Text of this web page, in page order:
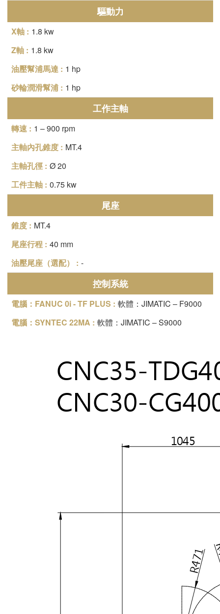
驅動力
1.8 kw
1.8 kw
1 hp
1 hp
工作主軸
1 – 900 rpm
MT.4
Ø 20
0.75 kw
尾座
MT.4
40 mm
-
控制系統
軟體：JIMATIC – F9000
軟體：JIMATIC – S9000